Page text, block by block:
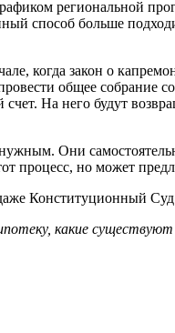
региональной
способ больше
когда закон о
общее собрание
На него будут
Они
процесс, но может
Конституционный
какие